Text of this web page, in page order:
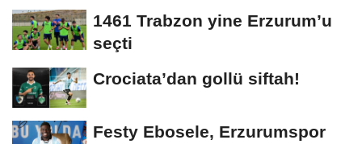
1461 Trabzon yine Erzurum’u
seçti
Crociata’dan gollü siftah!
Festy Ebosele, Erzurumspor